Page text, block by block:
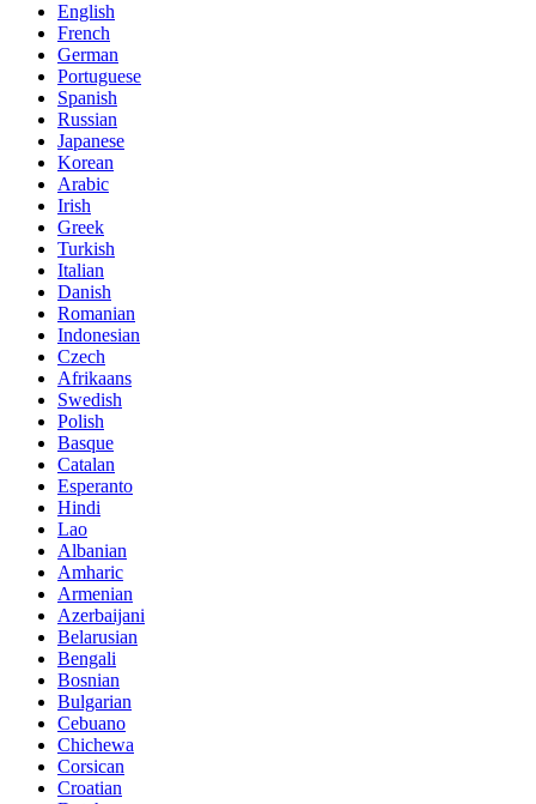
English
French
German
Portuguese
Spanish
Russian
Japanese
Korean
Arabic
Irish
Greek
Turkish
Italian
Danish
Romanian
Indonesian
Czech
Afrikaans
Swedish
Polish
Basque
Catalan
Esperanto
Hindi
Lao
Albanian
Amharic
Armenian
Azerbaijani
Belarusian
Bengali
Bosnian
Bulgarian
Cebuano
Chichewa
Corsican
Croatian